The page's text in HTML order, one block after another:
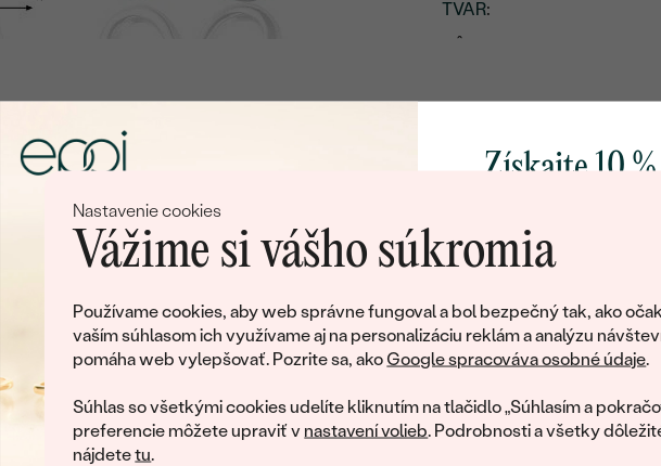
Nastavenie cookies
Vážime si vášho súkromia
Používame cookies, aby web správne fungoval a bol bezpečný tak, ako
vaším súhlasom ich využívame aj na personalizáciu reklám a analýzu
pomáha web vylepšovať. Pozrite sa, ako Google spracováva osobné údaje.
Súhlas so všetkými cookies udelíte kliknutím na tlačidlo „Súhlasím a
preferencie môžete upraviť v nastavení volieb. Podrobnosti a všetky
nájdetetu.
TVAR:
Ľutujeme, ale tento šperk si už svojích majiteľov
U nás na vás stále čaká množstvo podobných produktov. Pokiaľ chcete byť
šperku, nechajte nám svoj e-mail.
Získajte 10
poctivo vyrábaných
Ako darček na
obratom pošleme